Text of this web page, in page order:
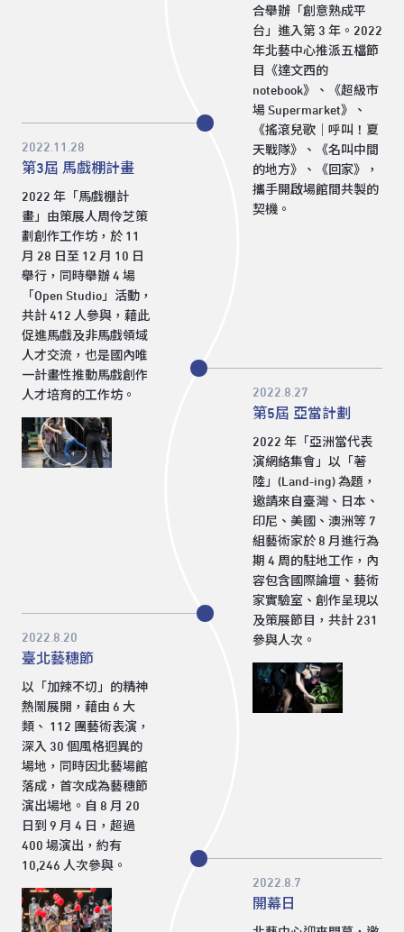
合舉辦「創意熟成平
台」進入第 3 年。2022
年北藝中心推派五檔節
目《達文西的
notebook》、《超級市
場 Supermarket》、
《搖滾兒歌｜呼叫！夏
天戰隊》、《名叫中間
的地方》、《回家》，
攜手開啟場館間共製的
契機。
2022.11.28
第3屆 馬戲棚計畫
2022 年「馬戲棚計
畫」由策展人周伶芝策
劃創作工作坊，於 11
月 28 日至 12 月 10 日
舉行，同時舉辦 4 場
「Open Studio」活動，
共計 412 人參與，藉此
促進馬戲及非馬戲領域
人才交流，也是國內唯
一計畫性推動馬戲創作
人才培育的工作坊。
2022.8.27
第5屆 亞當計劃
2022 年「亞洲當代表
演網絡集會」以「著
陸」(Land-ing) 為題，
邀請來自臺灣、日本、
印尼、美國、澳洲等 7
組藝術家於 8 月進行為
期 4 周的駐地工作，內
容包含國際論壇、藝術
家實驗室、創作呈現以
及策展節目，共計 231
參與人次。
2022.8.20
臺北藝穗節
以「加辣不切」的精神
熱鬧展開，藉由 6 大
類、 112 團藝術表演，
深入 30 個風格迥異的
場地，同時因北藝場館
落成，首次成為藝穗節
演出場地。自 8 月 20
日到 9 月 4 日，超過
400 場演出，約有
10,246 人次參與。
2022.8.7
開幕日